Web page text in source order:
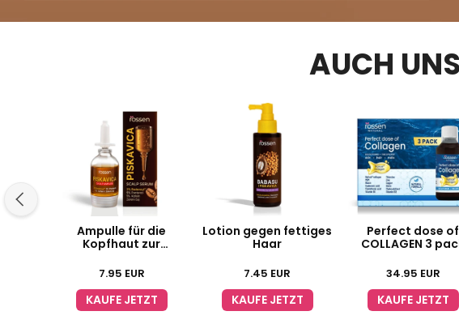
AUCH
Ampulle für die
Kopfhaut zur
7.95 EUR
KAUFE JETZT
Lotion gegen fettiges
Haar
7.45 EUR
KAUFE JETZT
Perfect dose of
COLLAGEN 3
34.95 EUR
KAUFE JETZT